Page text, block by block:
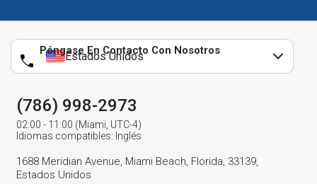
Póngase En Contacto Con Nosotros
Estados Unidos
(786) 998-2973
02:00 - 11:00 (Miami, UTC-4)
Idiomas compatibles: Inglés
1688 Meridian Avenue, Miami Beach, Florida, 33139,
Estados Unidos